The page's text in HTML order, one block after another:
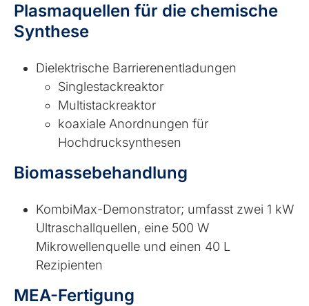
Plasmaquellen für die chemische
Synthese
Dielektrische Barrierenentladungen
Singlestackreaktor
Multistackreaktor
koaxiale Anordnungen für
Hochdrucksynthesen
Biomassebehandlung
KombiMax-Demonstrator; umfasst zwei 1 kW
Ultraschallquellen, eine 500 W
Mikrowellenquelle und einen 40 L
Rezipienten
MEA-Fertigung